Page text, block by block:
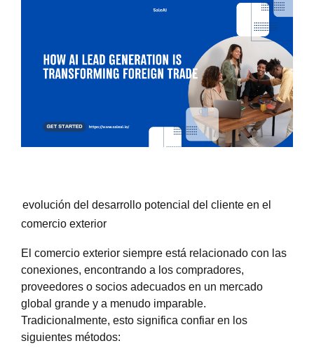
evolución del desarrollo potencial del cliente en el
comercio exterior
El comercio exterior siempre está relacionado con las
conexiones, encontrando a los compradores,
proveedores o socios adecuados en un mercado
global grande y a menudo imparable.
Tradicionalmente, esto significa confiar en los
siguientes métodos: